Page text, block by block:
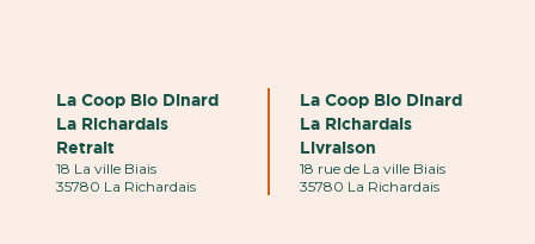
La Coop Bio Dinard
La Richardais
Retrait
18 La ville Biais
35780 La Richardais
La Coop Bio Dinard
La Richardais
Livraison
18 rue de La ville Biais
35780 La Richardais